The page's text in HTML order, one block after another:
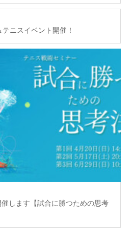
ニスイベント開催！
します【試合に勝つための思考